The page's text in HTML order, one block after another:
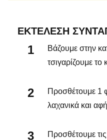
ΕΚΤΈΛΕΣΗ
Βάζουμε στην
τσιγαρίζουμε το
Προσθέτουμε 1
λαχανικά και
Προσθέτουμε